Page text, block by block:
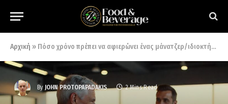
Αρχική » Πόσο χρόνο πρέπει να αφιερώνει ένας μάνατζερ/ιδιοκτήτης στους πελάτες;
By JOHN PROTOPAPADAKIS 2 Mins Read